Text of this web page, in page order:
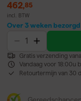
462,85
incl. BTW
Over 3 weken bezorgd
Gratis verzending
Vandaag voor 18:00u
Retourtermijn van 30